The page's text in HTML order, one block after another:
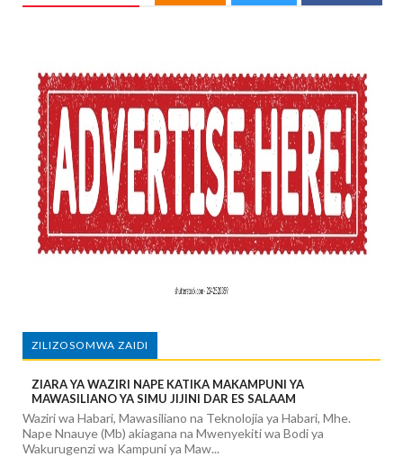
ZILIZOSOMWA ZAIDI
ZIARA YA WAZIRI NAPE KATIKA MAKAMPUNI YA
MAWASILIANO YA SIMU JIJINI DAR ES SALAAM
Waziri wa Habari, Mawasiliano na Teknolojia ya Habari, Mhe.
Nape Nnauye (Mb) akiagana na Mwenyekiti wa Bodi ya
Wakurugenzi wa Kampuni ya Maw...